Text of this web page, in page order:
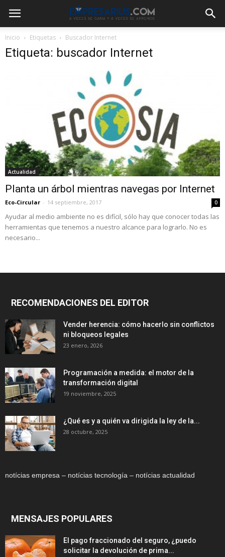
Inicio Etiquetas Buscador Internet
Etiqueta: buscador Internet
Actualidad
Planta un árbol mientras navegas por Internet
Eco-Circular - 14 septiembre, 2017 0
Ayudar al medio ambiente no es difícil, sólo hay que conocer todas las
herramientas que tenemos a nuestro alcance para lograrlo. No es
necesario...
RECOMENDACIONES DEL EDITOR
Vender herencia: cómo hacerlo sin conflictos
ni bloqueos legales
23 enero, 2026
Programación a medida: el motor de la
transformación digital
19 noviembre, 2025
¿Qué es y a quién va dirigida la ley de la...
28 octubre, 2025
notícias empresa – notícias tecnología – notícias actualidad
MENSAJES POPULARES
El pago fraccionado del seguro, ¿puedo
solicitar la devolución de prima...